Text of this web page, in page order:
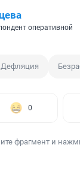
оперативной
Дефляция
0
фрагмент и